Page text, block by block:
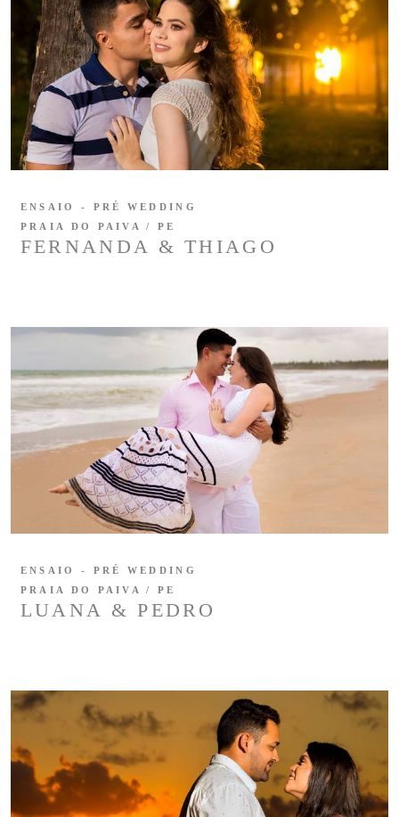
FERNANDA & THIAGO
ENSAIO - PRÉ WEDDING
PRAIA DO PAIVA / PE
LUANA & PEDRO
ENSAIO - PRÉ WEDDING
PRAIA DO PAIVA / PE